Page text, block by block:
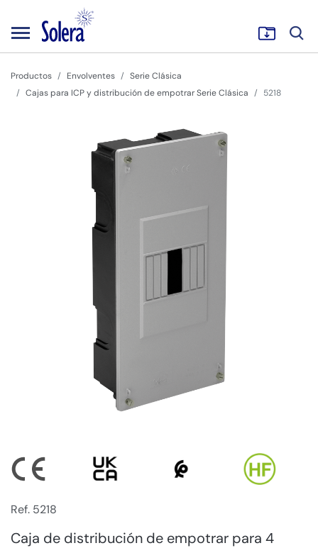
Productos Envolventes
Serie Clásica
Cajas para ICP y distribución de empotrar Serie Clásica
5218
Ref. 5218
Caja de distribución de empotrar para 4